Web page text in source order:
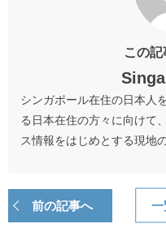
この
シンガポール在住の日本人
る日本在住の方々に向けて
ス情報をはじめとする現地
前の記事へ 一